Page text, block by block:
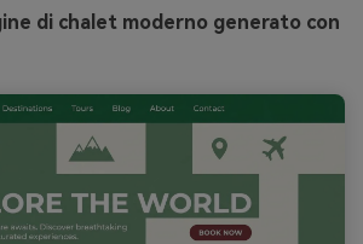
di chalet moderno generato con